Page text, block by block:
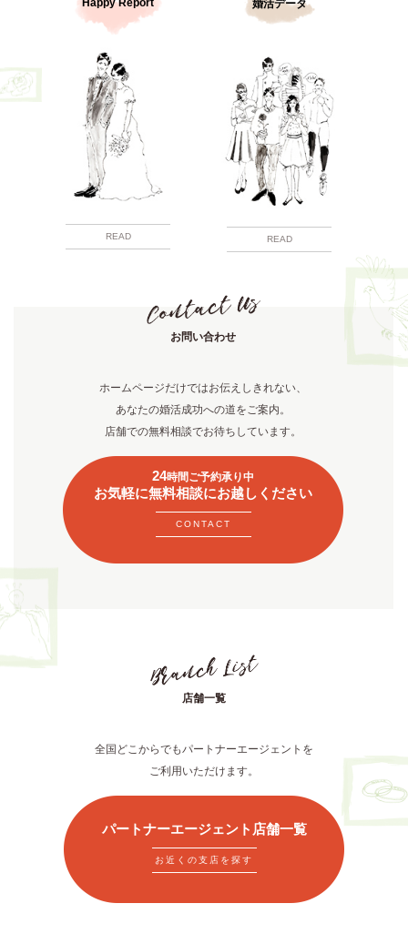
Happy Report
READ
婚活データ
READ
お問い合わせ
ホームページだけではお伝えしきれない、
あなたの婚活成功への道をご案内。
店舗での無料相談でお待ちしています。
24時間ご予約承り中
お気軽に無料相談にお越しください
CONTACT
店舗一覧
全国どこからでもパートナーエージェントを
ご利用いただけます。
パートナーエージェント店舗一覧
お近くの支店を探す